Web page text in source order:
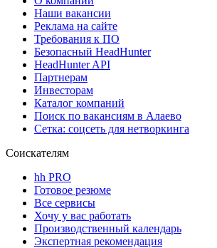
Наши вакансии
Реклама на сайте
Требования к ПО
Безопасный HeadHunter
HeadHunter API
Партнерам
Инвесторам
Каталог компаний
Поиск по вакансиям в Алаево
Сетка: соцсеть для нетворкинга
Соискателям
hh PRO
Готовое резюме
Все сервисы
Хочу у вас работать
Производственный календарь
Экспертная рекомендация